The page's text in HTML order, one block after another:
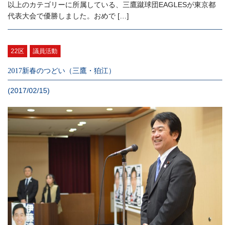
以上のカテゴリーに所属している、三鷹蹴球団EAGLESが東京都
代表大会で優勝しました。おめで […]
22区 議員活動
2017新春のつどい（三鷹・狛江）
(2017/02/15)